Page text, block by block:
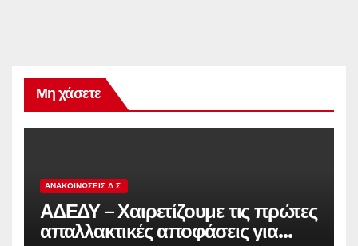
Μη χάσετε
ΑΝΑΚΟΙΝΏΣΕΙΣ Δ.Σ.
ΑΔΕΔΥ – Χαιρετίζουμε τις πρώτες
απαλλακτικές αποφάσεις για